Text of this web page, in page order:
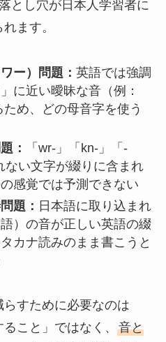
とし穴が日本人学習者に
ます。
ー）問題：英語では強調
に近い曖昧な音（例：
ため、どの母音字を使う
：
「wr-」「kn-」「-
ない文字が綴りに含まれ
感覚では予測できない
題： 日本語に取り込まれ
）の音が正しい英語の綴
カナ読みのまま書こうと
すために必要なのは
こと」ではなく、 音と